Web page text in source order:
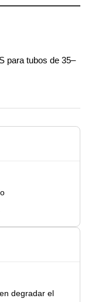
para tubos de 35–
degradar el